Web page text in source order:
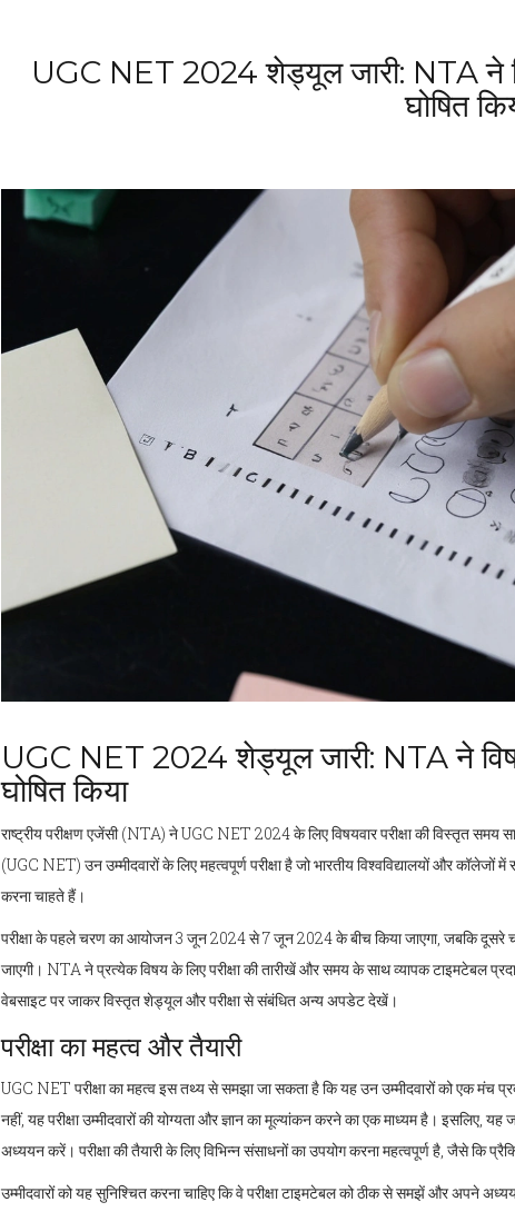
UGC NET 2024 शेड्यूल जारी: NTA ने
घोषित
UGC NET 2024 शेड्यूल जारी: NTA ने
घोषित किया
राष्ट्रीय परीक्षण एजेंसी (NTA) ने UGC NET 2024 के लिए विषयवार परीक्षा की विस्तृत समय
(UGC NET) उन उम्मीदवारों के लिए महत्वपूर्ण परीक्षा है जो भारतीय विश्वविद्यालयों और
करना चाहते हैं।
परीक्षा के पहले चरण का आयोजन 3 जून 2024 से 7 जून 2024 के बीच किया जाएगा, जबकि
जाएगी। NTA ने प्रत्येक विषय के लिए परीक्षा की तारीखें और समय के साथ व्यापक टाइमटेबल
वेबसाइट पर जाकर विस्तृत शेड्यूल और परीक्षा से संबंधित अन्य अपडेट देखें।
परीक्षा का महत्व और तैयारी
UGC NET परीक्षा का महत्व इस तथ्य से समझा जा सकता है कि यह उन उम्मीदवारों को एक मंच
नहीं, यह परीक्षा उम्मीदवारों की योग्यता और ज्ञान का मूल्यांकन करने का एक माध्यम है। इसलिए,
अध्ययन करें। परीक्षा की तैयारी के लिए विभिन्न संसाधनों का उपयोग करना महत्वपूर्ण है, जैसे कि
उम्मीदवारों को यह सुनिश्चित करना चाहिए कि वे परीक्षा टाइमटेबल को ठीक से समझें और अपने